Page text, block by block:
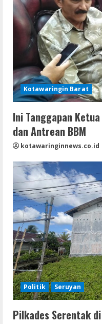
Kotawaringin Barat
Ini Tanggapan
dan Antrean BBM
kotawaringinnews.co.id
Politik Seruyan
Pilkades Serentak